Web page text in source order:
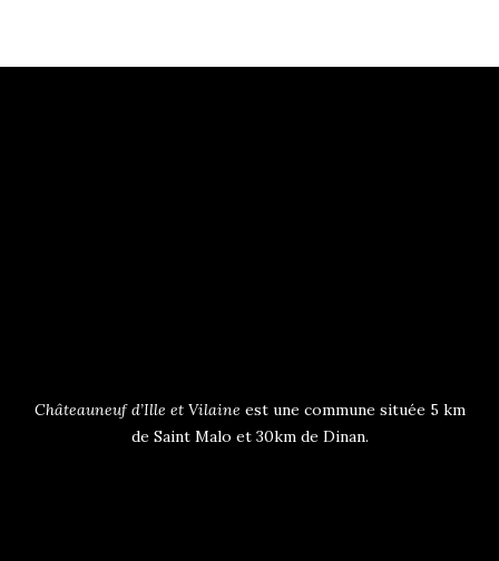
Châteauneuf d’Ille et Vilaine est une commune située 5 km
de Saint Malo et 30km de Dinan.